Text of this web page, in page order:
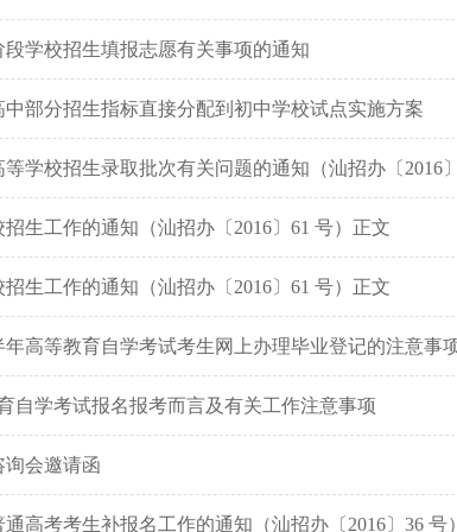
段学校招生填报志愿有关事项的通知
中部分招生指标直接分配到初中学校试点实施方案
学校招生录取批次有关问题的通知（汕招办〔2016
生工作的通知（汕招办〔2016〕61 号）正文
生工作的通知（汕招办〔2016〕61 号）正文
年高等教育自学考试考生网上办理毕业登记的注意事
自学考试报名报考而言及有关工作注意事项
询会邀请函
高考考生补报名工作的通知（汕招办〔2016〕36 号